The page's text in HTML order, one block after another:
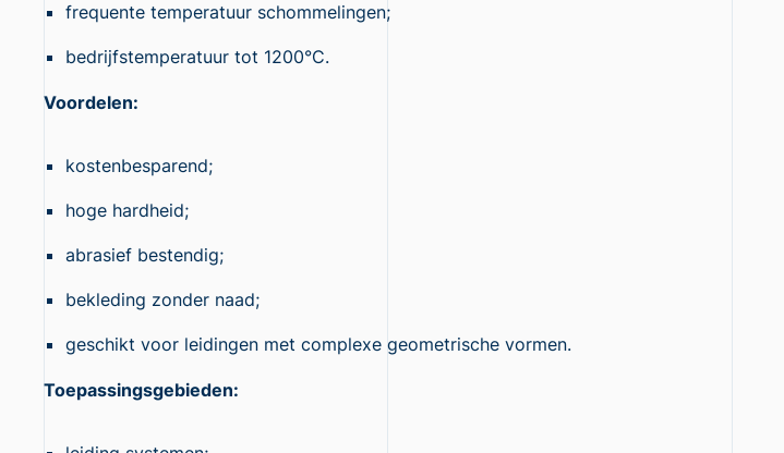
frequente temperatuur schommelingen;
bedrijfstemperatuur tot 1200°C.
Voordelen:
kostenbesparend;
hoge hardheid;
abrasief bestendig;
bekleding zonder naad;
geschikt voor leidingen met complexe geometrische vormen.
Toepassingsgebieden: